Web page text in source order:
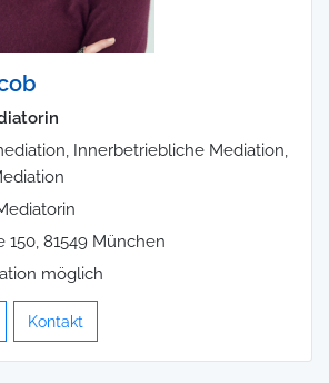
Innerbetriebliche Mediation,
150, 81549 München
möglich
Kontakt